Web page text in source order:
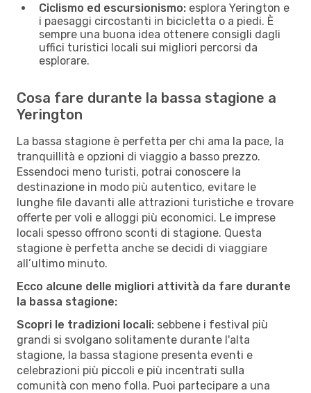
Ciclismo ed escursionismo: esplora Yerington e
i paesaggi circostanti in bicicletta o a piedi. È
sempre una buona idea ottenere consigli dagli
uffici turistici locali sui migliori percorsi da
esplorare.
Cosa fare durante la bassa stagione a
Yerington
La bassa stagione è perfetta per chi ama la pace, la
tranquillità e opzioni di viaggio a basso prezzo.
Essendoci meno turisti, potrai conoscere la
destinazione in modo più autentico, evitare le
lunghe file davanti alle attrazioni turistiche e trovare
offerte per voli e alloggi più economici. Le imprese
locali spesso offrono sconti di stagione. Questa
stagione è perfetta anche se decidi di viaggiare
all’ultimo minuto.
Ecco alcune delle migliori attività da fare durante
la bassa stagione:
Scopri le tradizioni locali: sebbene i festival più
grandi si svolgano solitamente durante l'alta
stagione, la bassa stagione presenta eventi e
celebrazioni più piccoli e più incentrati sulla
comunità con meno folla. Puoi partecipare a una